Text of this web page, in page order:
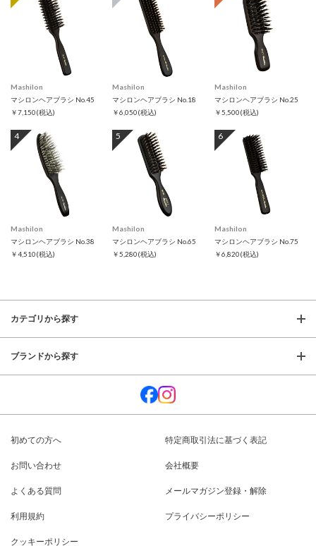
Mashilon
マシロンヘアブラシ No.45
￥7,150(税込)
Mashilon
マシロンヘアブラシ No.18
￥6,050(税込)
Mashilon
マシロンヘアブラシ No.25
￥5,500(税込)
4
Mashilon
マシロンヘアブラシ No.38
￥4,510(税込)
5
Mashilon
マシロンヘアブラシ No.65
￥5,280(税込)
6
Mashilon
マシロンヘアブラシ No.75
￥6,820(税込)
カテゴリから探す
ブランドから探す
初めての方へ 特定商取引法に基づく表記
お問い合わせ 会社概要
よくある質問 メールマガジン登録・解除
利用規約 プライバシーポリシー
クッキーポリシー